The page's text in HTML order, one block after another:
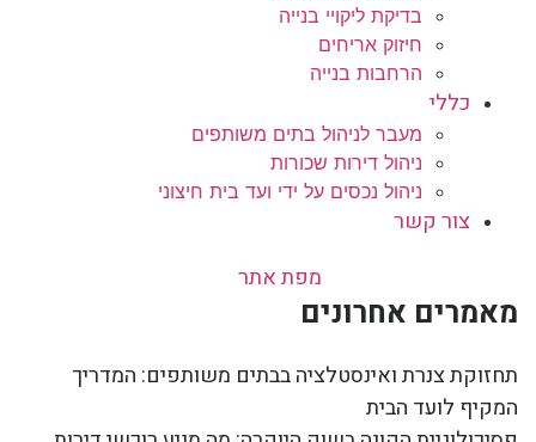
בדיקת ליקויי בנייה
חיזוק אריחים
הרחבות בנייה
כללי
מעבר לניהול בתים משותפים
ניהול דירות שכורות
ניהול נכסים על ידי ועד בית חיצוני
צור קשר
מפת אתר
מאמרים אחרונים
תחזוקת צנרת ואינסטלציה בבתים משותפים: המדריך
המקיף לועד הבית